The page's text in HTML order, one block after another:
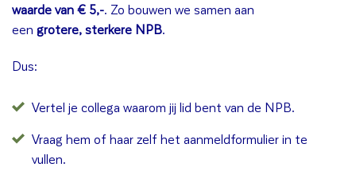
waarde van € 5,- . Zo bouwen we samen aan
een grotere, sterkere NPB
Dus:
Vertel je collega waarom jij lid bent van de NPB.
Vraag hem of haar zelf het aanmeldformulier in te
vullen.